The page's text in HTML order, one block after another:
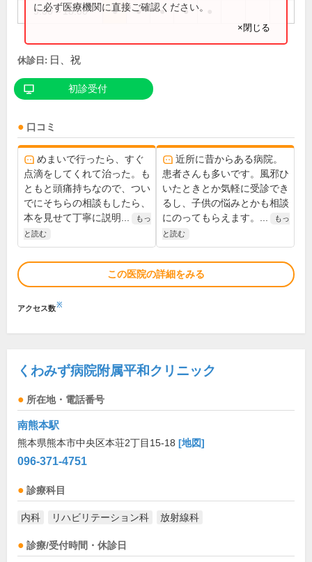
9:00～18:00 ● ● ● ●
に必ず医療機関に直接ご確認ください。
×閉じる
休診日: 日、祝
初診受付
口コミ
めまいで行ったら、すぐ
点滴をしてくれて治った。も
ともと頭痛持ちなので、つい
でにそちらの相談もしたら、
本を見せて丁寧に説明...
もっ
と読む
近所に昔からある病院。
患者さんも多いです。風邪ひ
いたときとか気軽に受診でき
るし、子供の悩みとかも相談
にのってもらえます。...
もっ
と読む
この医院の詳細をみる
アクセス数※
くわみず病院附属平和クリニック
所在地・電話番号
南熊本駅
熊本県熊本市中央区本荘2丁目15-18 [地図]
096-371-4751
診療科目
内科 リハビリテーション科 放射線科
診療/受付時間・休診日